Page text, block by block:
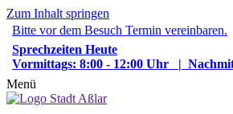
Zum Inhalt springen
Bitte vor dem Besuch Termin vereinbaren.
Sprechzeiten Heute
Vormittags: 8:00 - 12:00 Uhr |
Menü